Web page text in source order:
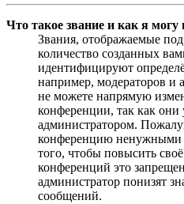
Что такое звание и как я могу
Звания, отображаемые
количество созданных
идентифицируют
например, модераторов
не можете напрямую
конференции, так как они
администратором.
конференцию ненужными
того, чтобы повысить
конференций это
администратор понизят
сообщений.